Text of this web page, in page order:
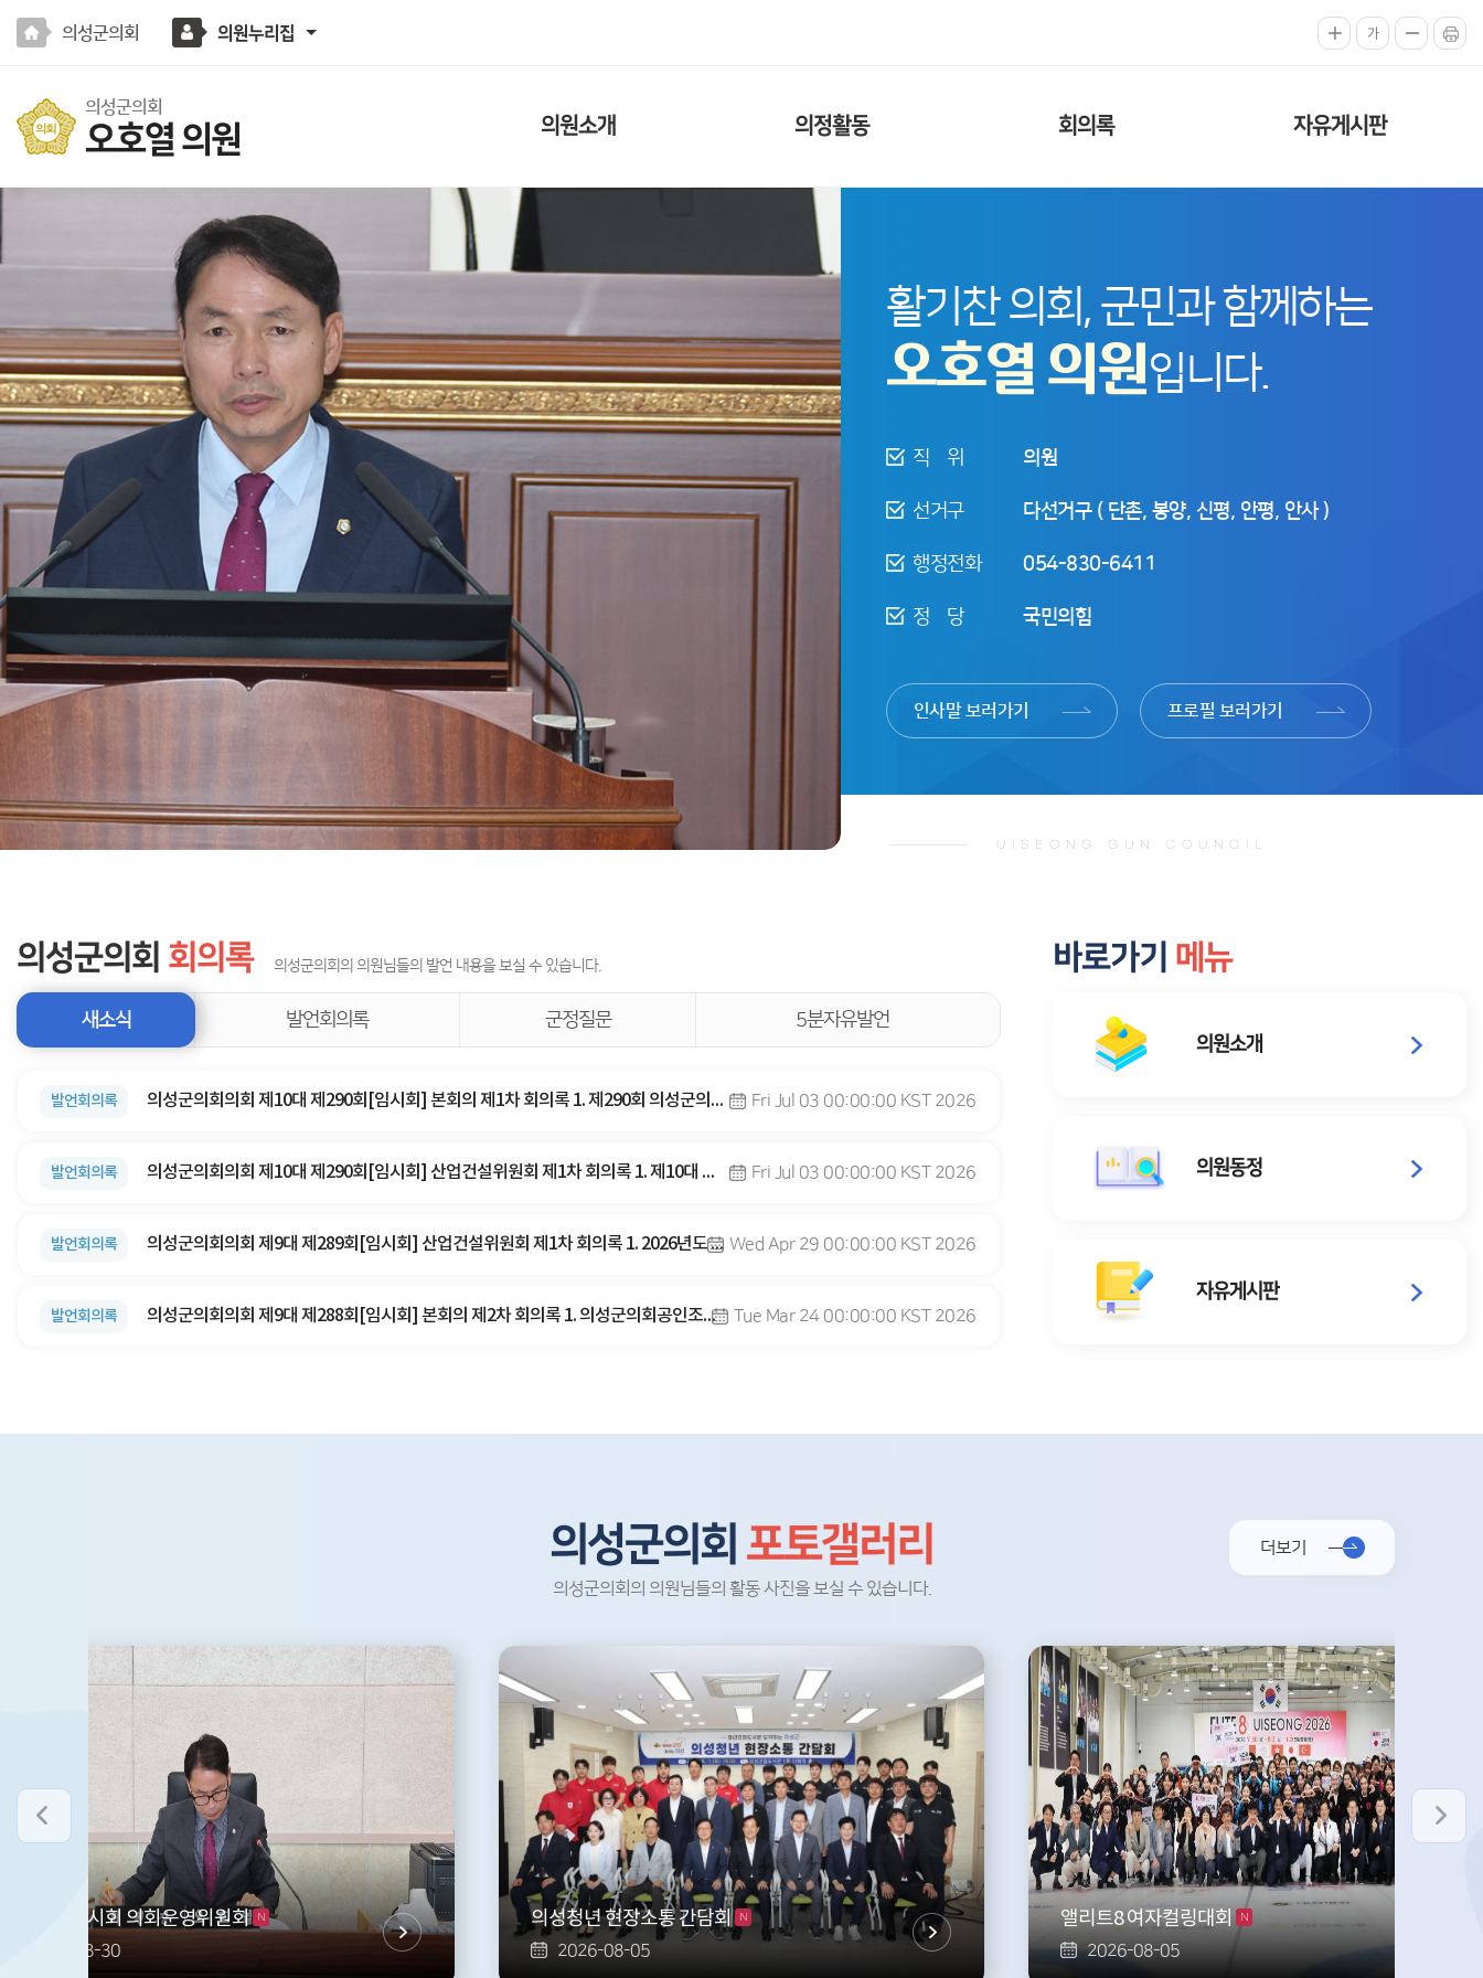
의성군의회
의원누리집 가
의성군의회
오호열 의원 의원소개 의정활동 회의록 자유게시판
활기찬 의회, 군민과 함께하는
오호열 의원입니다.
인사말보러가기 프로필 보러가기
UISEONG GUN COUNCIL
의성군의회 회의록 의성군의회의 의원님들의 발언 내용을 보실 수 있습니다.
새소식
발언회의록 의성군의회의회 제10대 제290회[임시회] 본회의 제1차 회의록 1. 제290회 의성군의회(임시회) 회기결정의 건 2. 제10대 전반기 의장 선거의 건 3. 제10대 전반기 부의장 선거의 건 4. 제10대 전반기 상임위원회 위원 선임 및 위원장 선거의 건 5. 제10대 전반기 윤리특별위원회 위원 선임의 건 6. 제10대 전반기 통합신공항이전지원특별위원회 구성결의안 7. 제10대 전반기 통합신공항이전지원특별위원회 위원 선임의 건 8. 회의록 서명위원 선임의 건 Fri Jul 03 00:00:00 KST 2026
발언회의록 의성군의회의회 제10대 제290회[임시회] 산업건설위원회 제1차 회의록 1. 제10대 의성군의회 전반기 산업건설위원회 부위원장 선임의 건 Fri Jul 03 00:00:00 KST 2026
발언회의록 의성군의회의회 제9대 제289회[임시회] 산업건설위원회 제1차 회의록 1. 2026년도 청년발전기금 운용계획 변경안 2. 2026년도 투자유치진흥기금 운용계획 변경안 3. 2026년도 재난관리기금 운용계획 변경안 4. 2026년도 대구경북통합신공항 이전주변지역 주민지원기금 운용계획 변경안 5. 2026년도 드론산업육성기금 운용계획 변경안 6. 2026년도 제2회 추가경정 예산안 Wed Apr 29 00:00:00 KST 2026
발언회의록 의성군의회의회 제9대 제288회[임시회] 본회의 제2차 회의록 1. 의성군의회공인조례 일부개정조례안 2. 의성군의회 표창 조례 일부개정조례안 3. 의성군민자유치사업심의위원회운영조례 폐지조례안 4. 의성군 군세 감면에 관한 조례 일부개정조례안 5. 의성군 군세 징수 조례 일부개정조례안 6. 의성군 제증명 등 수수료 징수 조례 일부개정조례안 7. 의성군 공공시설 설치 및 관리 조례 일부개정조례안 8. 의성군 주차장 조례 일부개정조례안 9. 경북연구원 출연안 10. 2026년 1차 수시분 공유재산 관리계획안 11. 의성군 골목형상점가 지정 등에 관한 조례안 12. 의성군 발전소주변지역 지원사업 시설물의 취득 및 운영관리 조례안 13. 의성군 도시계획 조례 일부개정조례안 14. 소상공인 특례보증 지원 출연안 15. 2026년도 제1회 추가경정 예산안 16. 2026년도 기금운용계획 변경안 Tue Mar 24 00:00:00 KST 2026
발언회의록 군정질문 5분자유발언
바로가기 메뉴
의원소개
의원동정
자유게시판
의성군의회 포토갤러리
의성군의회의 의원님들의 활동 사진을 보실 수 있습니다.
더보기
제288회 임시회 의회운영위원회 N
2026-03-30
의성청년 현장소통 간담회 N
2026-08-05
앨리트8 여자컬링대회 N
2026-08-05